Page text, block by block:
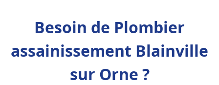
Besoin de Plombier
assainissement Blainville
sur Orne ?